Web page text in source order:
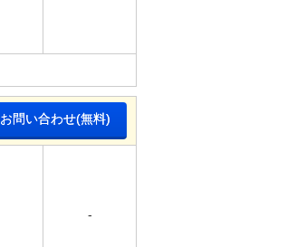
お問い合わせ(無料)
-